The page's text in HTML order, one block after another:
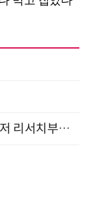
그럴듯하지만 AI가 만든 티가 난다면? 유저 리서치부터 배포까지! (9/15)